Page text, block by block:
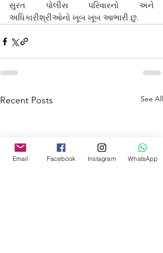
સુરત પોલીસ પરિવારનો અને
અધિકારીશ્રીઓનો ખૂબ ખૂબ આભારી છુ.
Recent Posts See All
Email Facebook Instagram WhatsApp